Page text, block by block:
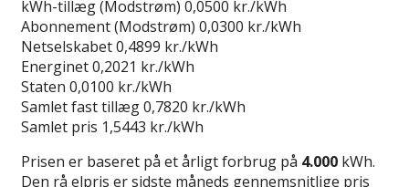
kWh-tillæg (Modstrøm) 0,0500 kr./kWh
Abonnement (Modstrøm) 0,0300 kr./kWh
Netselskabet0,4899 kr./kWh
Energinet0,2021 kr./kWh
Staten 0,0100 kr./kWh
Samlet fast tillæg0,7820 kr./kWh
Samlet pris 1,5443 kr./kWh
Prisen er baseret på et årligt forbrug på 4.000 kWh.
Den rå elpris er sidste måneds gennemsnitlige pris